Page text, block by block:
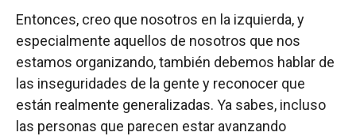
Entonces, creo que nosotros en la izquierda, y
especialmente aquellos de nosotros que nos
estamos organizando, también debemos hablar de
las inseguridades de la gente y reconocer que
están realmente generalizadas. Ya sabes, incluso
las personas que parecen estar avanzando